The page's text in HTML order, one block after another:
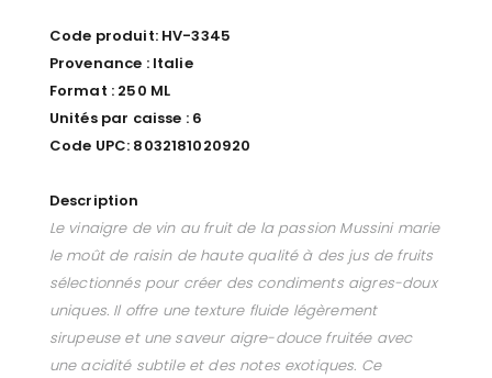
Code produit: HV-3345
Provenance : Italie
Format : 250 ML
Unités par caisse : 6
Code UPC: 8032181020920
Description
Le vinaigre de vin au fruit de la passion Mussini marie
le moût de raisin de haute qualité à des jus de fruits
sélectionnés pour créer des condiments aigres-doux
uniques. Il offre une texture fluide légèrement
sirupeuse et une saveur aigre-douce fruitée avec
une acidité subtile et des notes exotiques. Ce